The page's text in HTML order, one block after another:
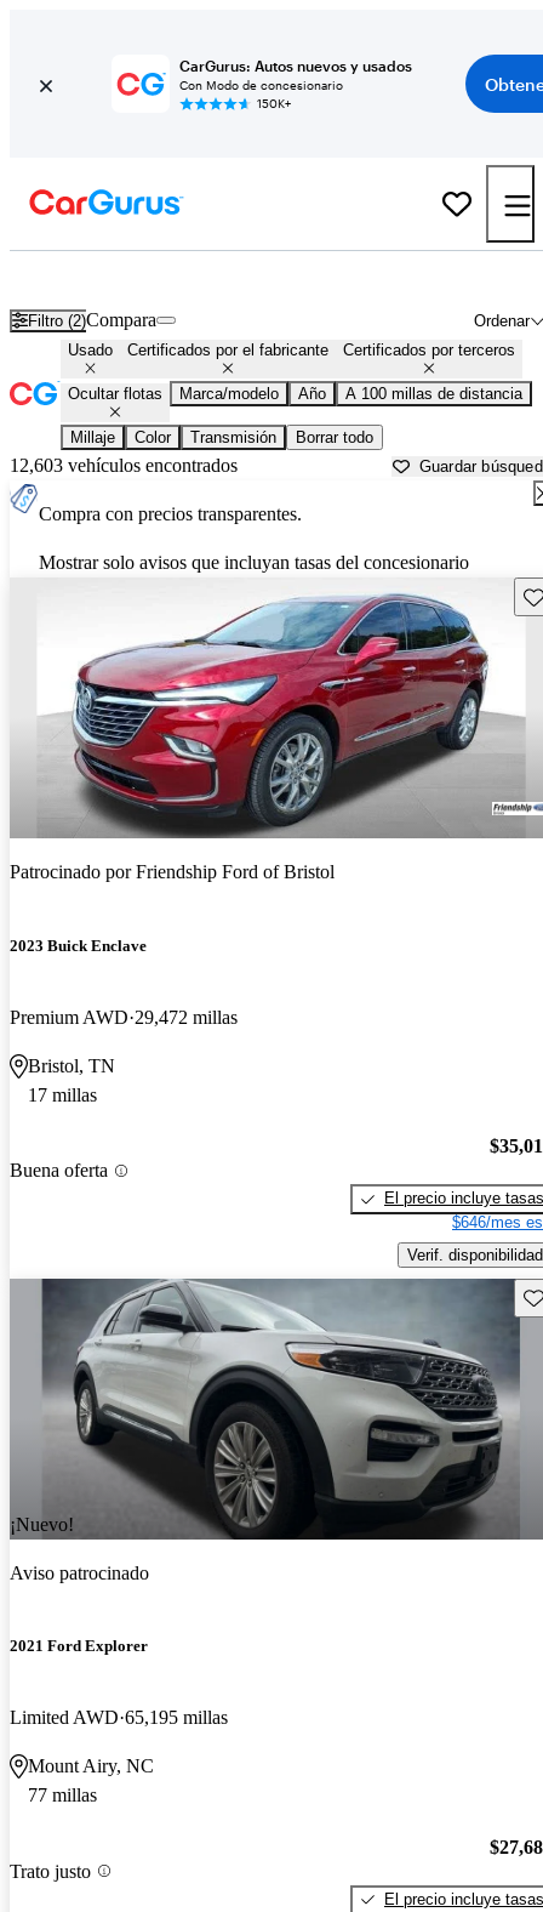
CarGurus: Autos nuevos y usados
Con Modo de concesionario
150K+
Filtro (2) Ordenar
Compara
Usado Certificados por el fabricante Certificados por terceros
Ocultar flotas Marca/modelo Año A 100 millas de distancia
Millaje Color Transmisión Borrar todo
12,603 vehículos encontrados Guardar
Compra con precios transparentes.
Mostrar solo avisos que incluyan tasas del concesionario
Patrocinado porFriendship Ford of Bristol
2023 Buick Enclave
Premium AWD 29,472 millas
Bristol, TN
17 millas
Buena oferta
El precio incluye tasas
$646/mes
Verif. disponibilidad
¡Nuevo!
Aviso patrocinado
2021 Ford Explorer
Limited AWD 65,195 millas
Mount Airy, NC
77 millas
Trato justo
El precio incluye tasas